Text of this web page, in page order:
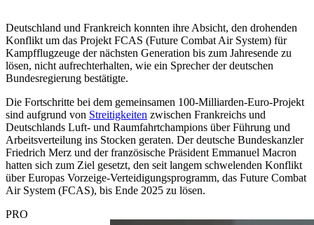
Deutschland und Frankreich konnten ihre Absicht, den drohenden
Konflikt um das Projekt FCAS (Future Combat Air System) für
Kampfflugzeuge der nächsten Generation bis zum Jahresende zu
lösen, nicht aufrechterhalten, wie ein Sprecher der deutschen
Bundesregierung bestätigte.
Die Fortschritte bei dem gemeinsamen 100-Milliarden-Euro-Projekt
sind aufgrund von Streitigkeiten zwischen Frankreichs und
Deutschlands Luft- und Raumfahrtchampions über Führung und
Arbeitsverteilung ins Stocken geraten. Der deutsche Bundeskanzler
Friedrich Merz und der französische Präsident Emmanuel Macron
hatten sich zum Ziel gesetzt, den seit langem schwelenden Konflikt
über Europas Vorzeige-Verteidigungsprogramm, das Future Combat
Air System (FCAS), bis Ende 2025 zu lösen.
PRO